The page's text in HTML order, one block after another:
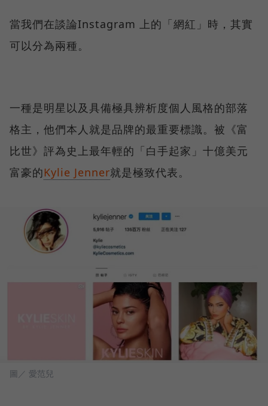
當我們在談論Instagram 上的「網紅」時，其實
可以分為兩種。
一種是明星以及具備極具辨析度個人風格的部落
格主，他們本人就是品牌的最重要標識。被《富
比世》評為史上最年輕的「白手起家」十億美元
富豪的Kylie Jenner就是極致代表。
圖／ 愛范兒